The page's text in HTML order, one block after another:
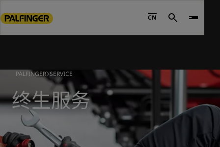
to
footer
CN Search
PALFINGER SERVICE
终生服务